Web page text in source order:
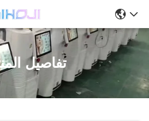
تفاصيل